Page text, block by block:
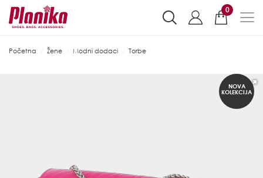
0
Početna Žene Modni dodaci Torbe
NOVA
KOLEKCIJA